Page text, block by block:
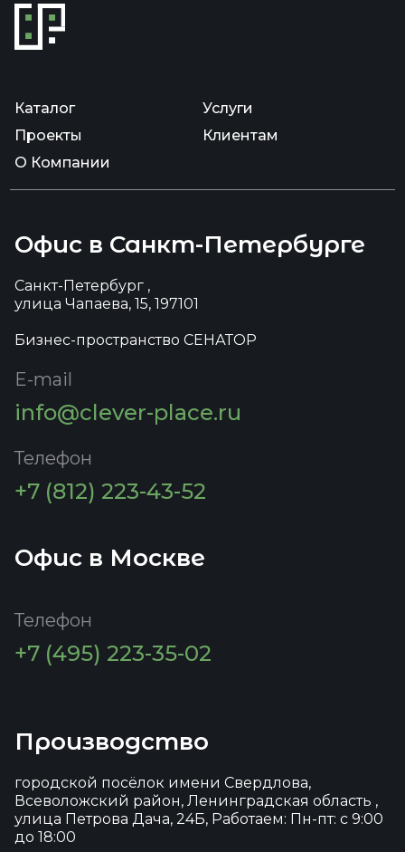
Каталог
Услуги
Проекты
Клиентам
О Компании
Офис в Санкт-Петербурге
Санкт-Петербург ,
улица Чапаева, 15, 197101
Бизнес-пространство СЕНАТОР
E-mail
info@clever-place.ru
Телефон
+7 (812) 223-43-52
Офис в Москве
Телефон
+7 (495) 223-35-02
Производство
городской посёлок имени Свердлова,
Всеволожский район, Ленинградская область ,
улица Петрова Дача, 24Б, Работаем: Пн-пт: с 9:00
до 18:00